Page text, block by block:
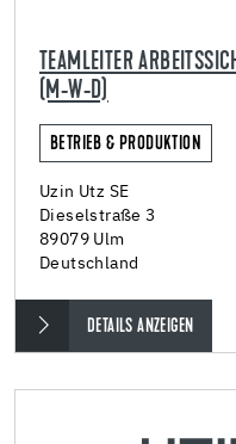
TEAMLEITER
(M-W-D)
BETRIEB & PRODUKTION
Uzin Utz SE
Dieselstraße 3
89079 Ulm
Deutschland
DETAILS ANZEIGEN